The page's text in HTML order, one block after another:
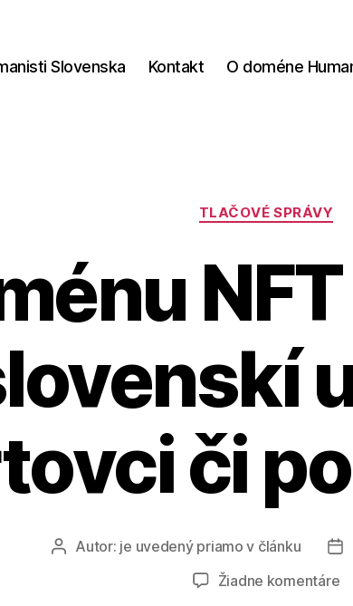
Slovenska Kontakt O doméne
Kategórie
TLAČOVÉ SPRÁVY
či
AutorAutor: je uvedený priamo v článku
Žiadne komentárena